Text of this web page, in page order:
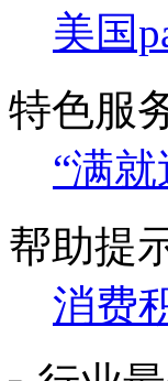
美国
特色服
“满
帮助提
消费